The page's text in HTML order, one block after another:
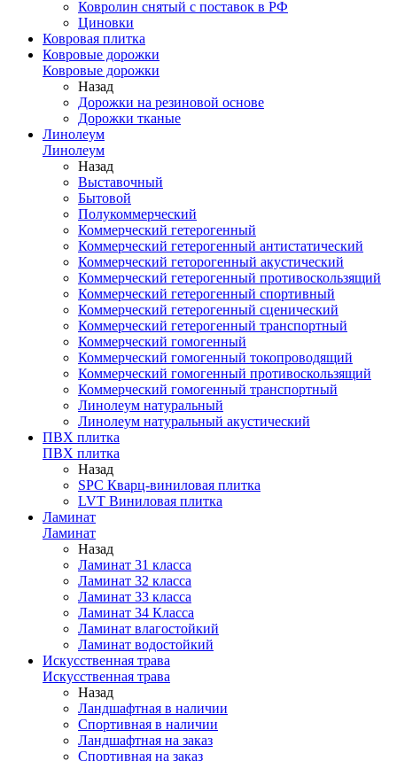
Ковролин снятый с поставок в РФ
Циновки
Ковровая плитка
Ковровые дорожки
Ковровые дорожки
Назад
Дорожки на резиновой основе
Дорожки тканые
Линолеум
Линолеум
Назад
Выставочный
Бытовой
Полукоммерческий
Коммерческий гетерогенный
Коммерческий гетерогенный антистатический
Коммерческий геторогенный акустический
Коммерческий гетерогенный противоскользящий
Коммерческий гетерогенный спортивный
Коммерческий гетерогенный сценический
Коммерческий гетерогенный транспортный
Коммерческий гомогенный
Коммерческий гомогенный токопроводящий
Коммерческий гомогенный противоскользящий
Коммерческий гомогенный транспортный
Линолеум натуральный
Линолеум натуральный акустический
ПВХ плитка
ПВХ плитка
Назад
SPC Кварц-виниловая плитка
LVT Виниловая плитка
Ламинат
Ламинат
Назад
Ламинат 31 класса
Ламинат 32 класса
Ламинат 33 класса
Ламинат 34 Класса
Ламинат влагостойкий
Ламинат водостойкий
Искусственная трава
Искусственная трава
Назад
Ландшафтная в наличии
Спортивная в наличии
Ландшафтная на заказ
Спортивная на заказ